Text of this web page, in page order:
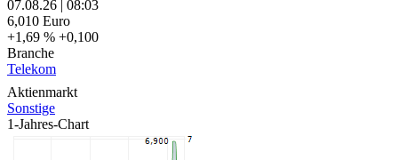
07.08.26 | 08:03
6,010 Euro
+1,69 % +0,100
Branche
Telekom
Aktienmarkt
Sonstige
1-Jahres-Chart